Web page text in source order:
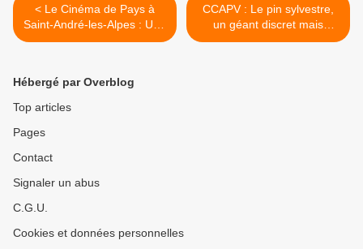
< Le Cinéma de Pays à
Saint-André-les-Alpes : Une
soirée de rires et de
CCAPV : Le pin sylvestre,
un géant discret mais
omniprésent >
Hébergé par Overblog
Top articles
Pages
Contact
Signaler un abus
C.G.U.
Cookies et données personnelles